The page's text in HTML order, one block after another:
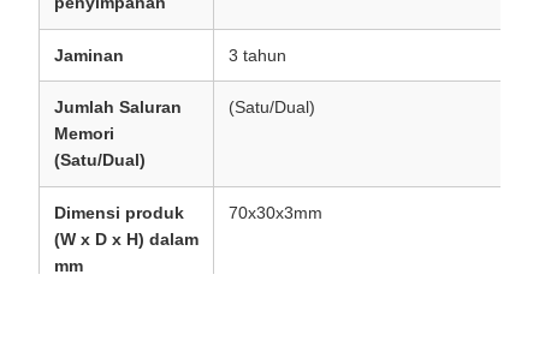
Jaminan 3 tahun
Jumlah Saluran
Memori
(Satu/Dual)
(Satu/Dual)
Dimensi produk
(W x D x H) dalam
mm
70x30x3mm